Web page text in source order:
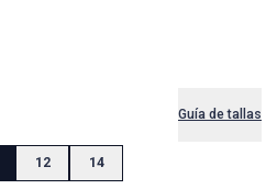
Guía de tallas
12 14